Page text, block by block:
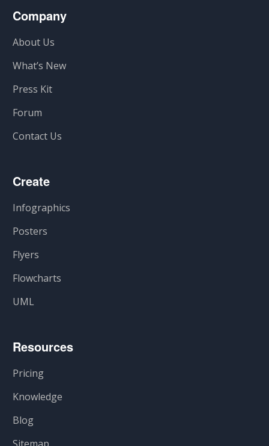
Company
About Us
What’s New
Press Kit
Forum
Contact Us
Create
Infographics
Posters
Flyers
Flowcharts
UML
Resources
Pricing
Knowledge
Blog